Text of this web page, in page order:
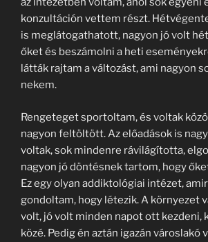
konzultáción vettem részt.
is meglátogathatott, nagyon jó volt
őket és beszámolni a heti
látták rajtam a változást, ami nagyon
nekem.
Rengeteget sportoltam, és voltak
nagyon feltöltött. Az előadások is
voltak, sok mindenre rávilágította,
nagyon jó döntésnek tartom, hogy
Ez egy olyan addiktológiai intézet,
gondoltam, hogy létezik. A környezet
volt, jó volt minden napot ott kezdeni,
közé. Pedig én aztán igazán városlakó